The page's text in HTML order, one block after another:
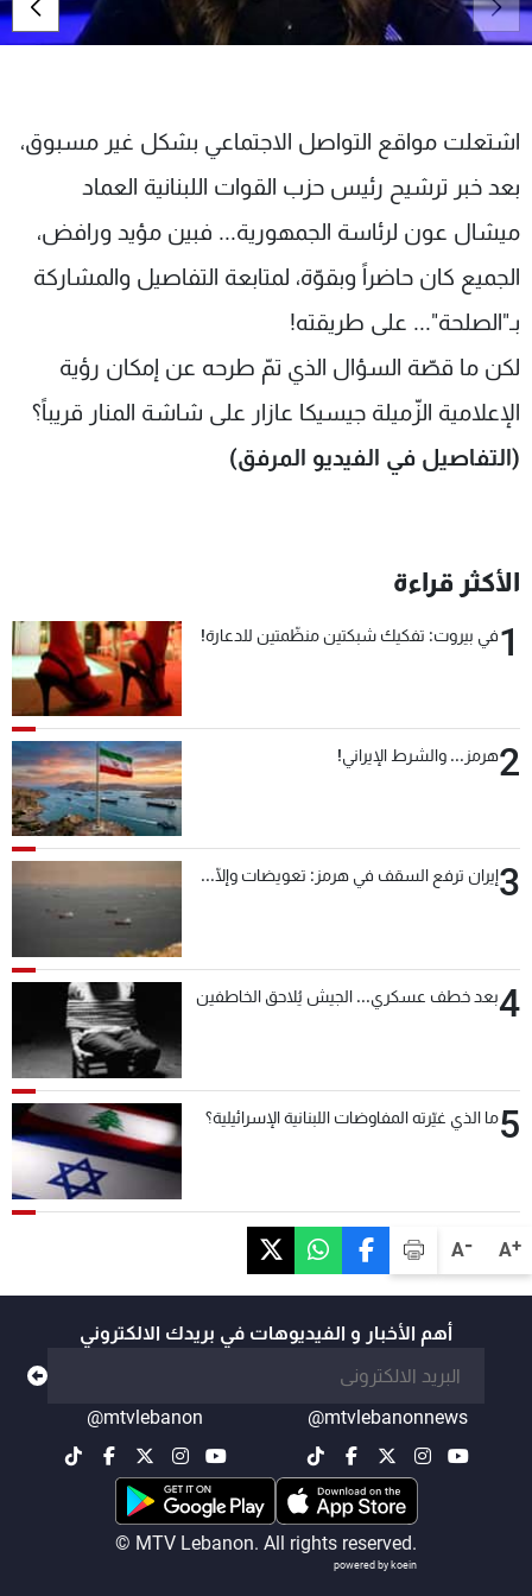
A+
A-
اشتعلت مواقع التواصل الاجتماعي بشكل غير مسبوق،
بعد خبر ترشيح رئيس حزب القوات اللبنانية العماد
ميشال عون لرئاسة الجمهورية... فبين مؤيد ورافض،
الجميع كان حاضراً وبقوّة، لمتابعة التفاصيل والمشاركة
بـ"الصلحة"... على طريقته!
لكن ما قصّة السؤال الذي تمّ طرحه عن إمكان رؤية
الإعلامية الزّميلة جيسيكا عازار على شاشة المنار قريباً؟
(التفاصيل في الفيديو المرفق)
الأكثر قراءة
1في بيروت: تفكيك شبكتين منظّمتين للدعارة!
2هرمز... والشرط الإيراني!
3إيران ترفع السقف في هرمز: تعويضات وإلّا...
4بعد خطف عسكري... الجيش يُلاحق الخاطفين
5ما الذي غيّرته المفاوضات اللبنانية الإسرائيلية؟
أهم الأخبار و الفيديوهات في بريدك الالكتروني
@mtvlebanonnews
@mtvlebanon
© MTV Lebanon. All rights reserved.
powered by koein
شاهد البرامج
عن MTV
لاعلاناتكم
وظائف
تواصل معنا
شروط الإسـتخدام